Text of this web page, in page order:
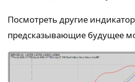
Посмотреть другие
предсказывающие будущее